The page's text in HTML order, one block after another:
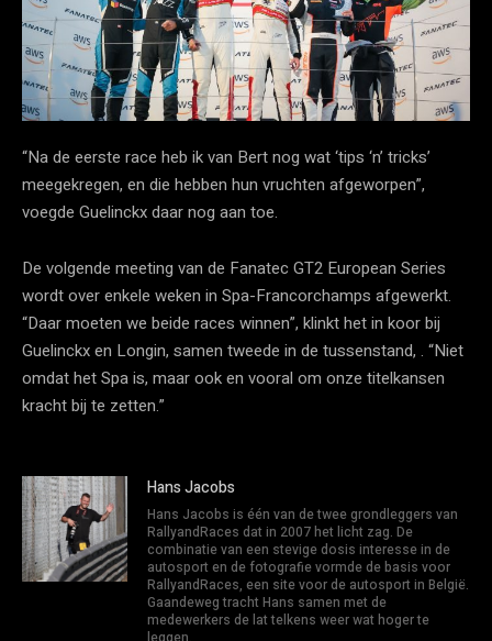
“Na de eerste race heb ik van Bert nog wat ‘tips ‘n’ tricks’
meegekregen, en die hebben hun vruchten afgeworpen”,
voegde Guelinckx daar nog aan toe.
De volgende meeting van de Fanatec GT2 European Series
wordt over enkele weken in Spa-Francorchamps afgewerkt.
“Daar moeten we beide races winnen”, klinkt het in koor bij
Guelinckx en Longin, samen tweede in de tussenstand, . “Niet
omdat het Spa is, maar ook en vooral om onze titelkansen
kracht bij te zetten.”
Hans Jacobs
Hans Jacobs is één van de twee grondleggers van
RallyandRaces dat in 2007 het licht zag. De
combinatie van een stevige dosis interesse in de
autosport en de fotografie vormde de basis voor
RallyandRaces, een site voor de autosport in België.
Gaandeweg tracht Hans samen met de
medewerkers de lat telkens weer wat hoger te